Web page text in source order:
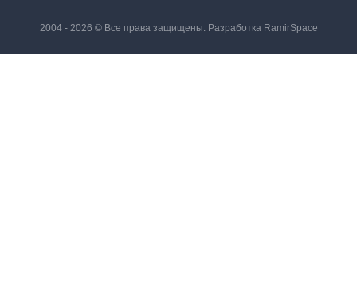
2004 - 2026 © Все права защищены. Разработка RamirSpace